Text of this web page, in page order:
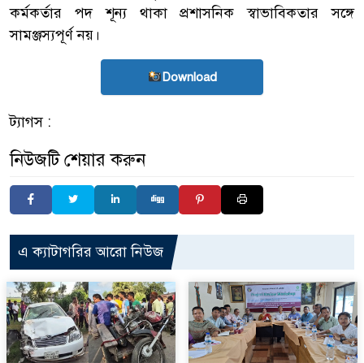
কর্মকর্তার পদ শূন্য থাকা প্রশাসনিক স্বাভাবিকতার সঙ্গে
সামঞ্জস্যপূর্ণ নয়।
Download
ট্যাগস :
নিউজটি শেয়ার করুন
এ ক্যাটাগরির আরো নিউজ